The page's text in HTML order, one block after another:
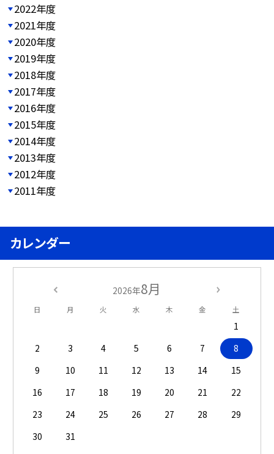
2022年度
2021年度
2020年度
2019年度
2018年度
2017年度
2016年度
2015年度
2014年度
2013年度
2012年度
2011年度
カレンダー
2026年8月
日 月 火 水 木 金 土
1
2
3 4 5 6 7
8
9
10 11 12 13 14
15
16
17 18 19 20 21
22
23
24 25 26 27 28
29
30
31